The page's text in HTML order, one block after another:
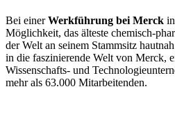
Bei einerWerkführung bei Merck
Möglichkeit, das älteste chemisch-
der Welt an seinem Stammsitz
in die faszinierende Welt von Merck,
Wissenschafts- und
mehr als 63.000 Mitarbeitenden.